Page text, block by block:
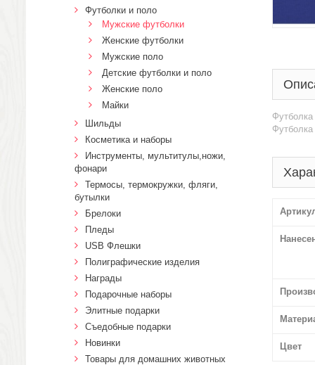
Цвет
Футболки и поло
Мужские футболки
Женские футболки
Мужские поло
Детские футболки и поло
Женские поло
Майки
Шильды
Косметика и наборы
Инструменты, мультитулы,ножи,
фонари
Термосы, термокружки, фляги,
бутылки
Брелоки
Пледы
USB Флешки
Полиграфические изделия
Награды
Подарочные наборы
Элитные подарки
Cъедобные подарки
Новинки
Товары для домашних животных